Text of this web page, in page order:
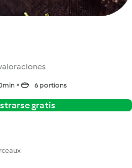
6 portions
gratis